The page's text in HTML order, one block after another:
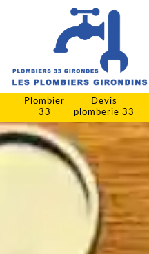
Plombier
33
Devis
plomberie 33